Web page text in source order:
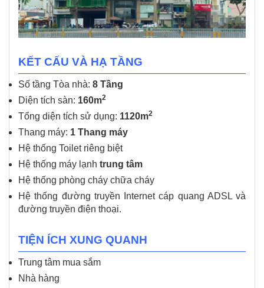
KẾT CẤU VÀ HẠ TẦNG
Số tầng Tòa nhà: 8 Tầng
Diện tích sàn: 160m2
Tổng diện tích sử dụng: 1120m2
Thang máy: 1 Thang máy
Hệ thống Toilet riêng biệt
Hệ thống máy lạnh trung tâm
Hệ thống phòng cháy chữa cháy
Hệ thống đường truyền Internet cáp quang ADSL và
đường truyền điện thoại.
TIỆN ÍCH XUNG QUANH
Trung tâm mua sắm
Nhà hàng